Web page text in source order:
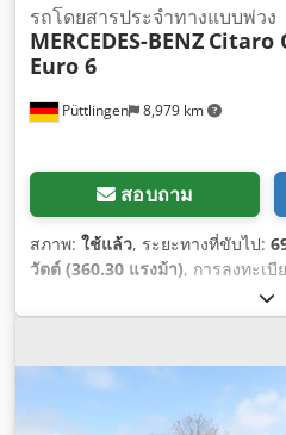
Püttlingen 8,979 km
รถโดยสารประจำทางแบบพ่วง
MERCEDES-BENZ Citaro
Euro 6
สอบถาม
สภาพ: ใช้แล้ว, ระยะทางที่ขับไป:
วัตต์ (360.30 แรงม้า), การลงทะเบี
53, ป
ชั้นการปล่อยมลพิษ:ยูโร 6, สี:สีขา
เครื่องทำความร้อนขณะจอดรถ, เค